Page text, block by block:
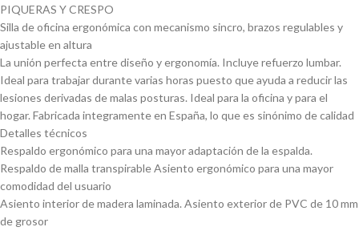
PIQUERAS Y CRESPO
Silla de oficina ergonómica con mecanismo sincro, brazos regulables y
ajustable en altura
La unión perfecta entre diseño y ergonomía. Incluye refuerzo lumbar.
Ideal para trabajar durante varias horas puesto que ayuda a reducir las
lesiones derivadas de malas posturas. Ideal para la oficina y para el
hogar. Fabricada integramente en España, lo que es sinónimo de calidad
Detalles técnicos
Respaldo ergonómico para una mayor adaptación de la espalda.
Respaldo de malla transpirable Asiento ergonómico para una mayor
comodidad del usuario
Asiento interior de madera laminada. Asiento exterior de PVC de 10 mm
de grosor